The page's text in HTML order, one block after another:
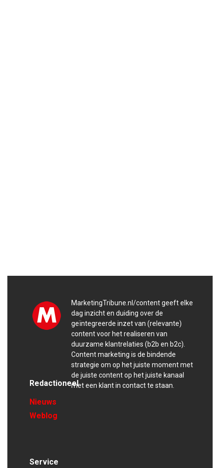
MarketingTribune.nl/content geeft elke
dag inzicht en duiding over de
geïntegreerde inzet van (relevante)
content voor het realiseren van
duurzame klantrelaties (b2b en b2c).
Content marketing is de bindende
strategie om op het juiste moment met
de juiste content op het juiste kanaal
met een klant in contact te staan.
Redactioneel
Nieuws
Weblog
Service